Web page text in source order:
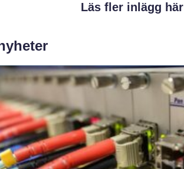
Läs fler inlägg här